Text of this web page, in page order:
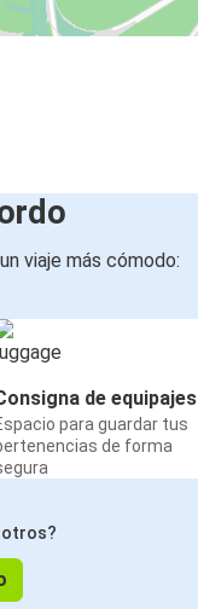
viaje más cómodo:
de equipajes
para guardar tus
de forma